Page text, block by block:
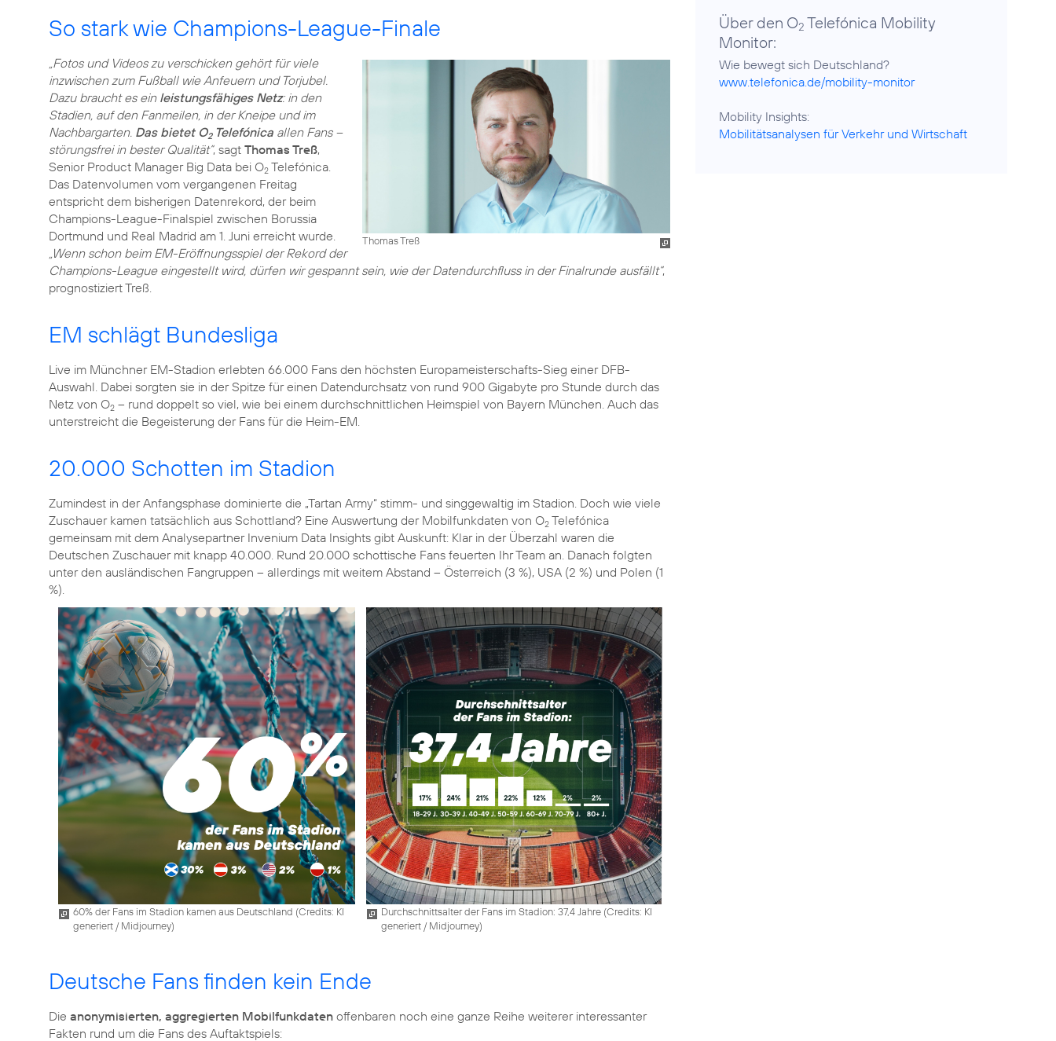
So stark wie Champions-League-Finale
Thomas Treß
„Fotos und Videos zu verschicken gehört für viele
inzwischen zum Fußball wie Anfeuern und Torjubel.
Dazu braucht es ein leistungsfähiges Netz: in den
Stadien, auf den Fanmeilen, in der Kneipe und im
Nachbargarten. Das bietet O2Telefónica allen Fans –
störungsfrei in bester Qualität“, sagt Thomas Treß,
Senior Product Manager Big Data bei O2 Telefónica.
Das Datenvolumen vom vergangenen Freitag
entspricht dem bisherigen Datenrekord, der beim
Champions-League-Finalspiel zwischen Borussia
Dortmund und Real Madrid am 1. Juni erreicht wurde.
„Wenn schon beim EM-Eröffnungsspiel der Rekord der
Champions-League eingestellt wird, dürfen wir gespannt sein, wie der Datendurchfluss in der Finalrunde ausfällt“,
prognostiziert Treß.
EM schlägt Bundesliga
Live im Münchner EM-Stadion erlebten 66.000 Fans den höchsten Europameisterschafts-Sieg einer DFB-
Auswahl. Dabei sorgten sie in der Spitze für einen Datendurchsatz von rund 900 Gigabyte pro Stunde durch das
Netz von O2 – rund doppelt so viel, wie bei einem durchschnittlichen Heimspiel von Bayern München. Auch das
unterstreicht die Begeisterung der Fans für die Heim-EM.
20.000 Schotten im Stadion
Zumindest in der Anfangsphase dominierte die „Tartan Army“ stimm- und singgewaltig im Stadion. Doch wie viele
Zuschauer kamen tatsächlich aus Schottland? Eine Auswertung der Mobilfunkdaten von O2 Telefónica
gemeinsam mit dem Analysepartner Invenium Data Insights gibt Auskunft: Klar in der Überzahl waren die
Deutschen Zuschauer mit knapp 40.000. Rund 20.000 schottische Fans feuerten Ihr Team an. Danach folgten
unter den ausländischen Fangruppen – allerdings mit weitem Abstand – Österreich (3 %), USA (2 %) und Polen (1
%).
60% der Fans im Stadion kamen aus Deutschland (Credits: KI
generiert / Midjourney)
Durchschnittsalter der Fans im Stadion: 37,4 Jahre (Credits: KI
generiert / Midjourney)
Deutsche Fans finden kein Ende
Die anonymisierten, aggregierten Mobilfunkdaten offenbaren noch eine ganze Reihe weiterer interessanter
Über den O2 Telefónica Mobility
Monitor:
www.telefonica.de/mobility-monitor
Mobilitätsanalysen für Verkehr und Wirtschaft